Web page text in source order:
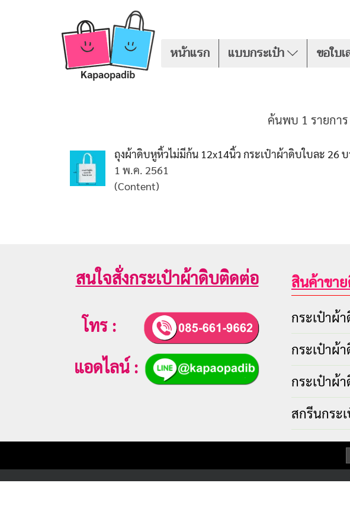
หน้าแรก แบบกระเป๋า ขอใบ
ค้นพบ 1 รายกา
ถุงผ้าดิบหูหิ้วไม่มีก้น 12x14นิ้ว กระเป๋าผ้าดิบใบละ 26
1 พ.ค. 2561
(Content)
สนใจสั่งกระเป๋าผ้าดิบติดต่อ
โทร :
แอดไลน์ :
สินค้าขา
กระเป๋าผ้
กระเป๋าผ้
กระเป๋าผ้
สกรีนกระ